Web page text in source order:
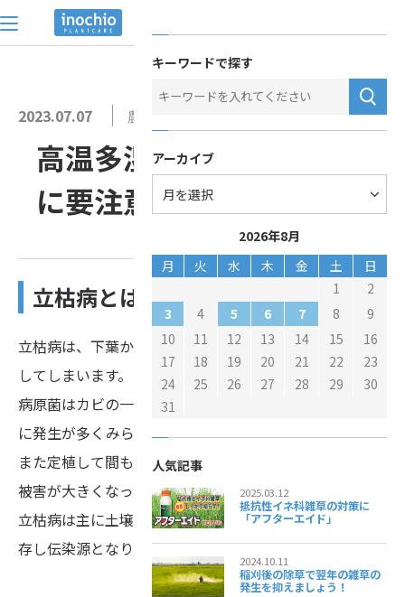
トップ>お役立ち情報
2023.07.07 農薬
高温多湿期は菊の立枯病
に要注意！
立枯病とは
立枯病は、下葉から黄化してしおれ、病害が進むと枯死
してしまいます。
病原菌はカビの一種で、高温・多湿を好むため、夏は特
に発生が多くみられます。
また定植して間もない株や直挿しなど、比較的初期での
被害が大きくなっております。
立枯病は主に土壌伝染で、植物残渣とともに土壌中で生
存し伝染源となります。
キーワードで探す
アーカイブ
2026年8月
月
火 水 木 金 土
日
1
2
3
4 5 6 7 8
9
10
11 12 13 14 15
16
17
18 19 20 21 22
23
24
25 26 27 28 29
30
31
人気記事
2025.03.12
抵抗性イネ科雑草の対策に
「アフターエイド」
2024.10.11
稲刈後の除草で翌年の雑草の
発生を抑えましょう！